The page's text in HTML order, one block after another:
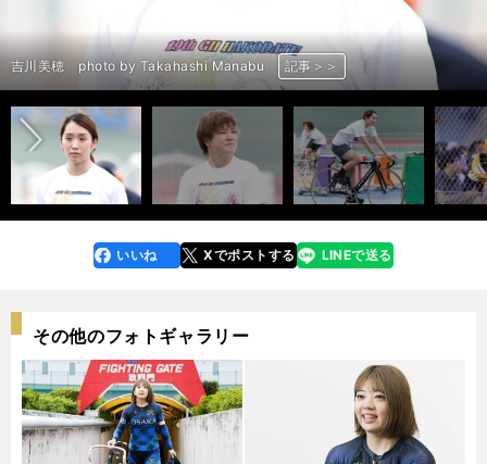
吉川美穂 photo by Takahashi Manabu 記事＞＞
小林莉子 photo by Takahashi Manabu 記事＞＞
吉川美穂 photo by Takahashi Manabu 記事＞＞
小林莉子 photo by Takahashi Manabu 記事＞＞
吉川美穂 photo by Takahashi Manabu 記事＞＞
小林莉子 photo by Takahashi Manabu 記事＞＞
小林莉子 photo by Takahashi Manabu 記事＞＞
小林莉子 photo by Takahashi Manabu 記事＞＞
小林莉子 photo by Takahashi Manabu 記事＞＞
吉川美穂 photo by Takahashi Manabu 記事＞＞
吉川美穂 photo by Takahashi Manabu 記事＞＞
小林莉子 photo by Takahashi Manabu 記事＞＞
小林莉子 photo by Takahashi Manabu 記事＞＞
吉川美穂 photo by Takahashi Manabu 記事＞＞
小林莉子 photo by Takahashi Manabu 記事＞＞
前へ
faceboo
k
いいね Xでポストする
line LINEで送る
その他のフォトギャラリー